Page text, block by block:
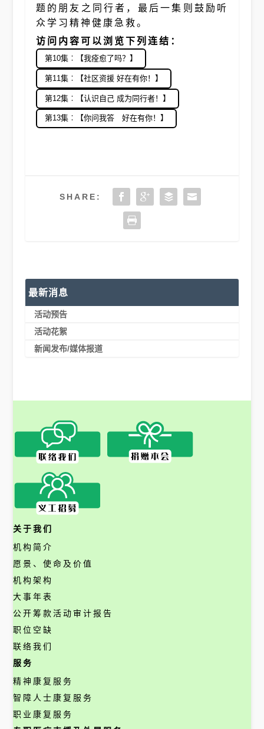
题的朋友之同行者，最后一集则鼓励听
众学习精神健康急救。
访问内容可以浏览下列连结：
第10集︰【我痊愈了吗？】
第11集︰【社区资援 好在有你！】
第12集︰【认识自己 成为同行者！】
第13集︰【你问我答 好在有你！】
SHARE:
最新消息
活动预告
活动花絮
新闻发布/媒体报道
关于我们
机构简介
愿景、使命及价值
机构架构
大事年表
公开筹款活动审计报告
职位空缺
联络我们
服务
精神康复服务
智障人士康复服务
职业康复服务